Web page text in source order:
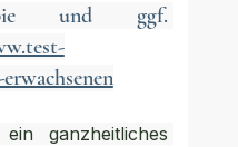
und ggf.
ganzheitliches